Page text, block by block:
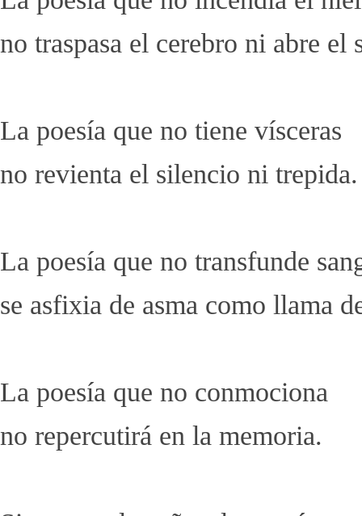
no traspasa el cerebro ni abre el
La poesía que no tiene vísceras
no revienta el silencio ni trepida.
La poesía que no transfunde
se asfixia de asma como llama
La poesía que no conmociona
no repercutirá en la memoria.